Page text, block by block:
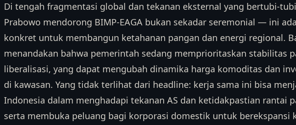
Di tengah fragmentasi global dan tekanan eksternal yang bertubi-
Prabowo mendorong BIMP-EAGA bukan sekadar seremonial — ini
konkret untuk membangun ketahanan pangan dan energi regional.
menandakan bahwa pemerintah sedang memprioritaskan stabilitas
liberalisasi, yang dapat mengubah dinamika harga komoditas dan
di kawasan. Yang tidak terlihat dari headline: kerja sama ini bisa
Indonesia dalam menghadapi tekanan AS dan ketidakpastian rantai
serta membuka peluang bagi korporasi domestik untuk berekspansi